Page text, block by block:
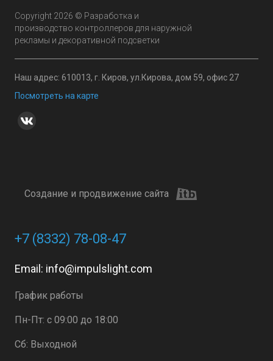
Copyright 2026 © Разработка и
производство контроллеров для наружной
рекламы и декоративной подсветки
Наш адрес: 610013, г. Киров, ул.Кирова, дом 59, офис 27
Посмотреть на карте
Создание и продвижение сайта
+7 (8332) 78-08-47
Email: info@impulslight.com
График работы
Пн-Пт: с 09:00 до 18:00
Сб: Выходной